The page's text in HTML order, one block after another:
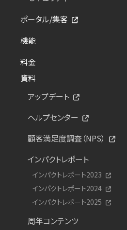
ポータル/集客
機能
料金
資料
アップデート
ヘルプセンター
顧客満足度調査（NPS）
インパクトレポート
インパクトレポート2023
インパクトレポート2024
インパクトレポート2025
周年コンテンツ